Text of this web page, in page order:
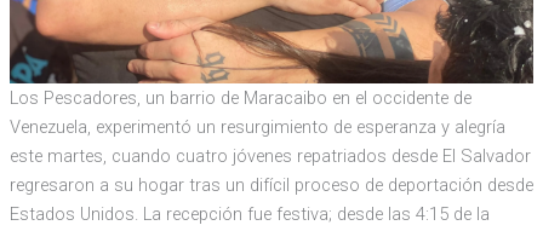
Los Pescadores, un barrio de Maracaibo en el occidente de
Venezuela, experimentó un resurgimiento de esperanza y alegría
este martes, cuando cuatro jóvenes repatriados desde El Salvador
regresaron a su hogar tras un difícil proceso de deportación desde
Estados Unidos. La recepción fue festiva; desde las 4:15 de la